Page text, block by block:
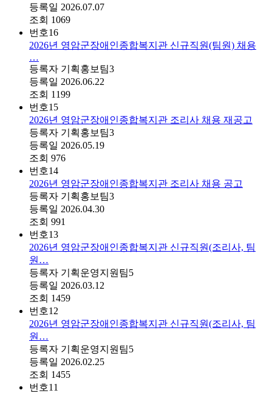
등록일 2026.07.07
조회 1069
번호16
2026년 영암군장애인종합복지관 신규직원(팀원) 채용
…
등록자 기획홍보팀3
등록일 2026.06.22
조회 1199
번호15
2026년 영암군장애인종합복지관 조리사 채용 재공고
등록자 기획홍보팀3
등록일 2026.05.19
조회 976
번호14
2026년 영암군장애인종합복지관 조리사 채용 공고
등록자 기획홍보팀3
등록일 2026.04.30
조회 991
번호13
2026년 영암군장애인종합복지관 신규직원(조리사, 팀
원…
등록자 기획운영지원팀5
등록일 2026.03.12
조회 1459
번호12
2026년 영암군장애인종합복지관 신규직원(조리사, 팀
원…
등록자 기획운영지원팀5
등록일 2026.02.25
조회 1455
번호11